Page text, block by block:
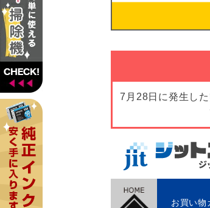
7月28日に発生し
お買い物